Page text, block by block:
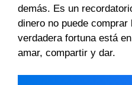
demás. Es un
dinero no puede
verdadera fortuna está
amar, compartir y dar.